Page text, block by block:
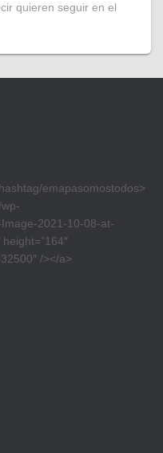
quieren seguir en el
emapasomostodos>
2021-10-08-at-
/></a>